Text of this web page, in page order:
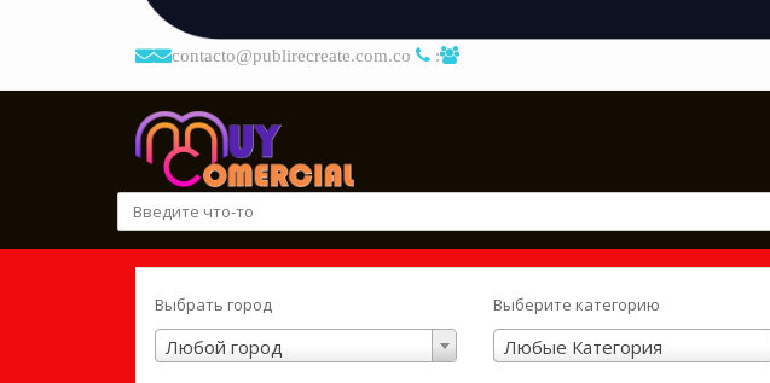
contacto@publirecreate.com.co :
Выбрать город
Любой город
Выберите категорию
Любые Категория